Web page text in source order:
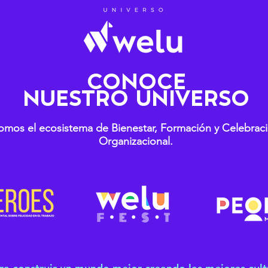
CONOCE
NUESTRO UNIVERSO
el ecosistema de Bienestar, Formación y
Organizacional.